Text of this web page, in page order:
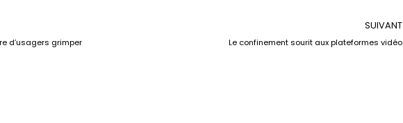
d’usagers grimper
SUIVANT
Le confinement sourit aux plateformes vidéo